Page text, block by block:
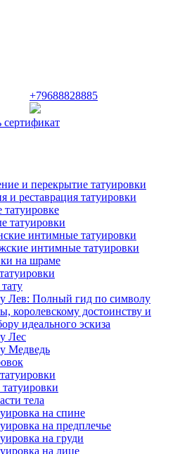
+79688828885
сертификат
и перекрытие татуировки
и реставрация татуировки
татуировки
интимные татуировки
интимные татуировки
на шраме
Лев: Полный гид по символу
королевскому достоинству и
идеального эскиза
Лес
Медведь
тела
на спине
на предплечье
на груди
на лице